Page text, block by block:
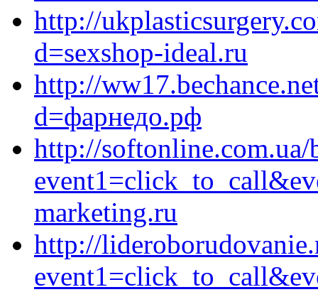
http://
d=sexshop-ideal.ru
http://
d=фарнедо.рф
http://
marketing.ru
http://